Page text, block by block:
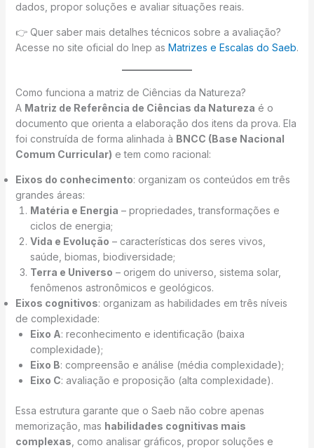
dados, propor soluções e avaliar situações reais.
👉 Quer saber mais detalhes técnicos sobre a avaliação?
Acesse no site oficial do Inep as Matrizes e Escalas do Saeb.
Como funciona a matriz de Ciências da Natureza?
A Matriz de Referência de Ciências da Natureza é o
documento que orienta a elaboração dos itens da prova. Ela
foi construída de forma alinhada à BNCC (Base Nacional
Comum Curricular) e tem como racional:
Eixos do conhecimento: organizam os conteúdos em três
grandes áreas:
Matéria e Energia – propriedades, transformações e
ciclos de energia;
Vida e Evolução – características dos seres vivos,
saúde, biomas, biodiversidade;
Terra e Universo – origem do universo, sistema solar,
fenômenos astronômicos e geológicos.
Eixos cognitivos: organizam as habilidades em três níveis
de complexidade:
Eixo A: reconhecimento e identificação (baixa
complexidade);
Eixo B: compreensão e análise (média complexidade);
Eixo C: avaliação e proposição (alta complexidade).
Essa estrutura garante que o Saeb não cobre apenas
memorização, mas habilidades cognitivas mais
complexas , como analisar gráficos, propor soluções e